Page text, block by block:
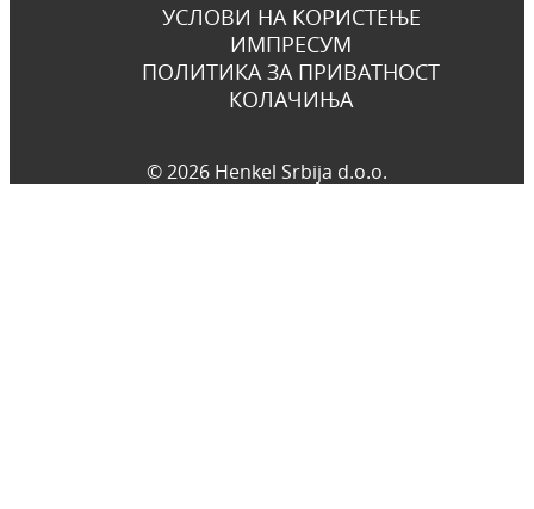
УСЛОВИ НА КОРИСТЕЊЕ
ИМПРЕСУМ
ПОЛИТИКА ЗА ПРИВАТНОСТ
КОЛАЧИЊА
© 2026 Henkel Srbija d.o.o.